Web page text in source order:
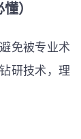
）
免被专业术
研技术，理